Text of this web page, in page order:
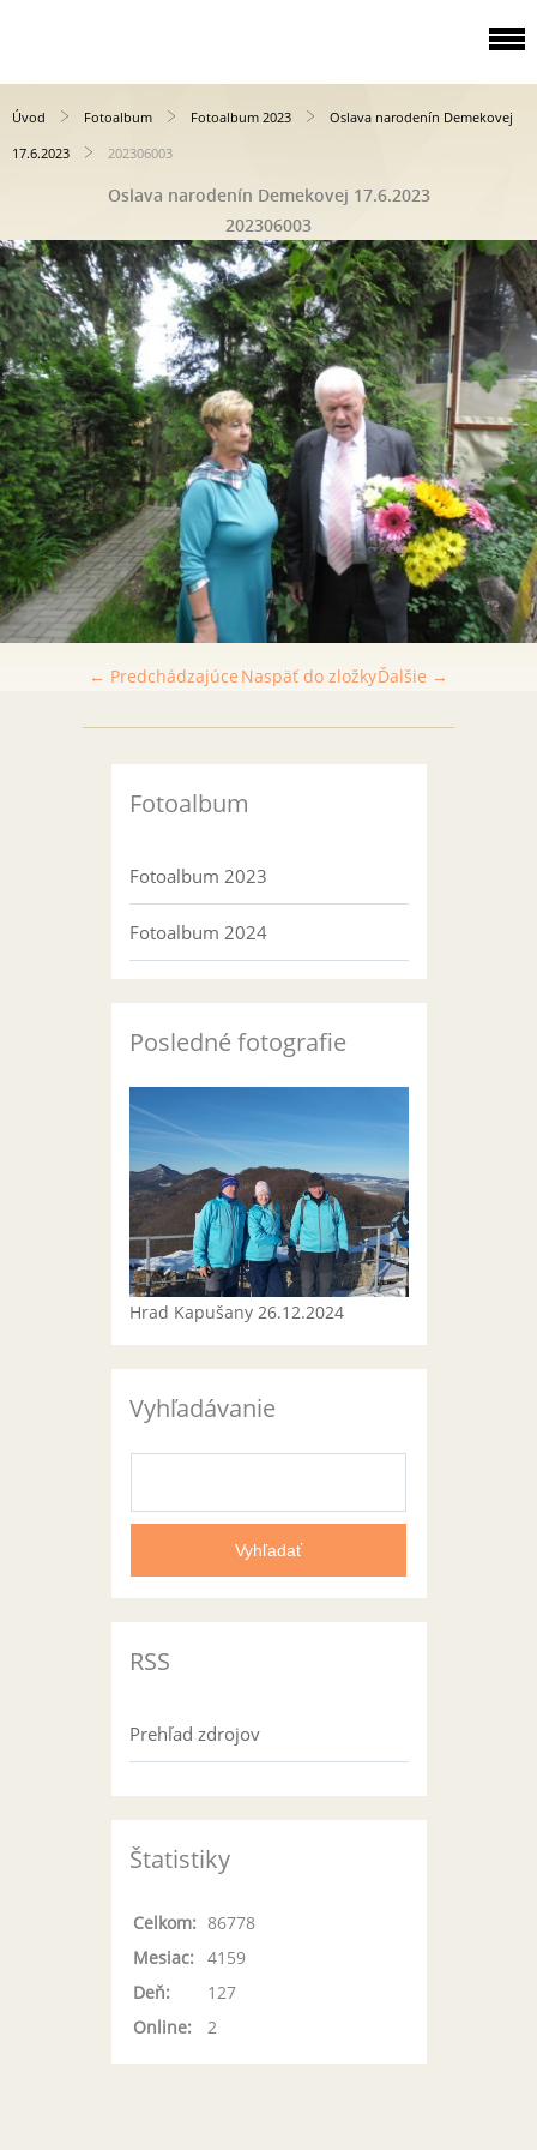
Úvod Fotoalbum Fotoalbum 2023
Oslava narodenín Demekovej
17.6.2023
202306003
Oslava narodenín Demekovej 17.6.2023
202306003
← Predchádzajúce Ďalšie →
Naspäť do zložky
Fotoalbum
Fotoalbum 2023
Fotoalbum 2024
Posledné fotografie
Hrad Kapušany 26.12.2024
Vyhľadávanie
RSS
Prehľad zdrojov
Štatistiky
Online: 2
Celkom: 86778
Mesiac:
4159
Deň:
127